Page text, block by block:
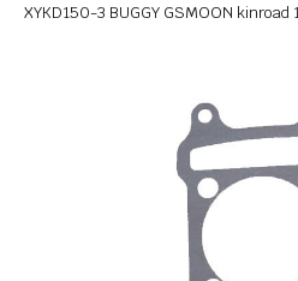
XYKD150-3 BUGGY GSMOON kinroad